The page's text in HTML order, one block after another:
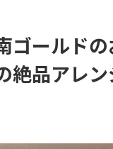
ゴールド
絶品アレ